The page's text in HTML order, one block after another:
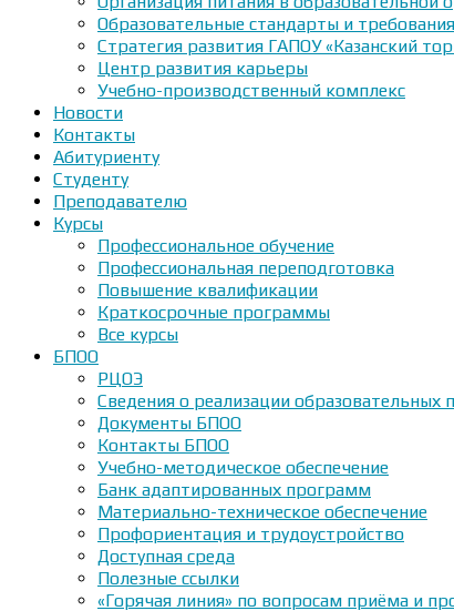
Образовательные стандарты и требования
Стратегия развития ГАПОУ «Казанский
Центр развития карьеры
Учебно-производственный комплекс
Новости
Контакты
Абитуриенту
Студенту
Преподавателю
Курсы
Профессиональное обучение
Профессиональная переподготовка
Повышение квалификации
Краткосрочные программы
Все курсы
БПОО
РЦОЭ
Сведения о реализации
Документы БПОО
Контакты БПОО
Учебно-методическое обеспечение
Банк адаптированных программ
Материально-техническое обеспечение
Профориентация и трудоустройство
Доступная среда
Полезные ссылки
«Горячая линия» по вопросам приёма и